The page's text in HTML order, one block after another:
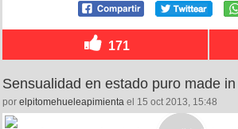
171
Sensualidad en estado puro made
por elpitomehueleapimienta el 15 oct 2013, 15:48